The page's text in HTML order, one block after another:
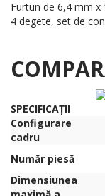
Furtun de 6,4 mm
4 degete, set de
SPECIFICAȚII
Configurare
cadru
Număr piesă
Dimensiunea